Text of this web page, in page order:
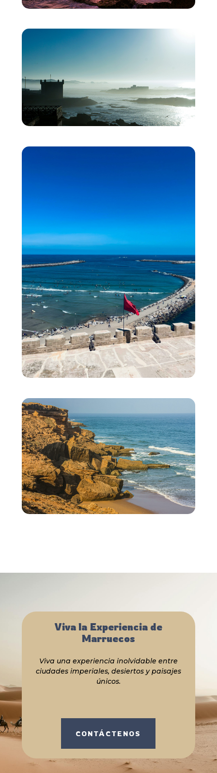
Viva la Experiencia de
Marruecos
Viva una experiencia inolvidable entre
ciudades imperiales, desiertos y paisajes
únicos.
CONTÁCTENOS